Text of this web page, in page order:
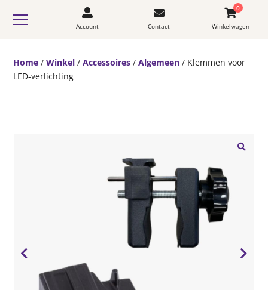
Account Contact
0
Winkelwagen
Home /Winkel /Accessoires /Algemeen / Klemmen voor
LED-verlichting